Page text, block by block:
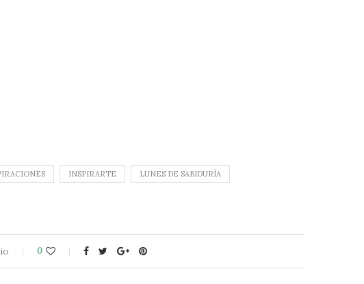
INSPIRARTE LUNES DE SABIDURÍA
0